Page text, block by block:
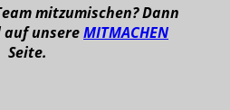
mitzumischen? Dann
auf unsereMITMACHEN
Seite.